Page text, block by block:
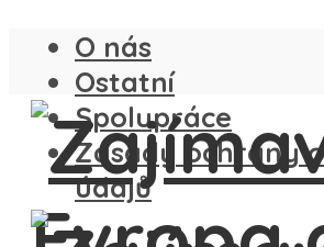
O nás
Ostatní
Spolupráce
Zásady ochrany
údajů